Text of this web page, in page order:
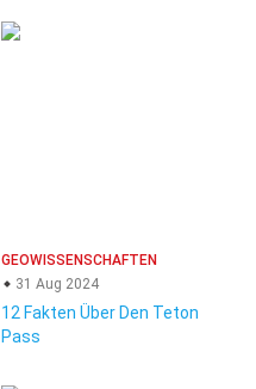
GEOWISSENSCHAFTEN
31 Aug 2024
12 Fakten Über Den Teton
Pass